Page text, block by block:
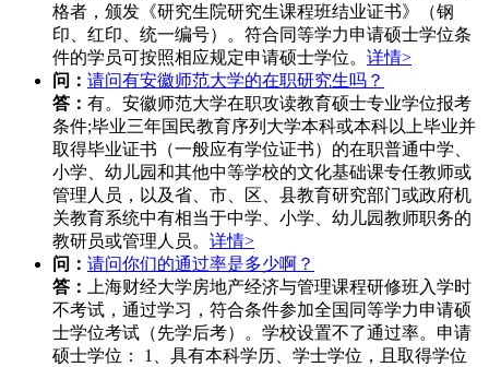
格者，颁发《研究生院研究生课程班结业证书》（钢
印、红印、统一编号）。符合同等学力申请硕士学位条
件的学员可按照相应规定申请硕士学位。 详情>
问： 请问有安徽师范大学的在职研究生吗？
答： 有。安徽师范大学在职攻读教育硕士专业学位报考
条件;毕业三年国民教育序列大学本科或本科以上毕业并
取得毕业证书（一般应有学位证书）的在职普通中学、
小学、幼儿园和其他中等学校的文化基础课专任教师或
管理人员，以及省、市、区、县教育研究部门或政府机
关教育系统中有相当于中学、小学、幼儿园教师职务的
教研员或管理人员。 详情>
问： 请问你们的通过率是多少啊？
答：
上海财经大学房地产经济与管理课程研修班入学时
不考试，通过学习，符合条件参加全国同等学力申请硕
士学位考试（先学后考）。学校设置不了通过率。申请
硕士学位： 1、具有本科学历、学士学位，且取得学位